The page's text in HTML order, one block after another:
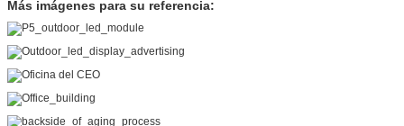
Más imágenes para su referencia: